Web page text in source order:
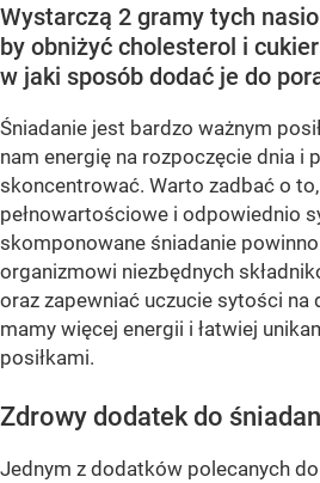
Wystarczą 2 gramy tych
by obniżyć cholesterol i
w jaki sposób dodać je do
Śniadanie jest bardzo ważnym
nam energię na rozpoczęcie dnia i
skoncentrować. Warto zadbać o
pełnowartościowe i odpowiednio
skomponowane śniadanie
organizmowi niezbędnych
oraz zapewniać uczucie sytości na
mamy więcej energii i łatwiej
posiłkami.
Zdrowy dodatek do
Jednym z dodatków polecanych